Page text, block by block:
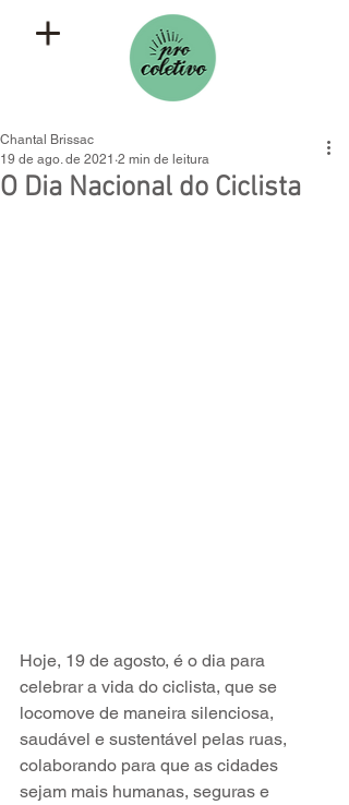
O Dia Nacional do Ciclista
Chantal Brissac
19 de ago. de 2021 2 min de leitura
Hoje, 19 de agosto, é o dia para
celebrar a vida do ciclista, que se
locomove de maneira silenciosa,
saudável e sustentável pelas ruas,
colaborando para que as cidades
sejam mais humanas, seguras e